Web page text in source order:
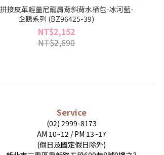
接皮革輕量尼龍肩背斜背水桶包-冰河藍-
企鵝系列 (BZ96425-39)
NT$2,152
NT$2,690
Service
(02) 2999-8173
AM 10~12 / PM 13~17
(假日及國定假日除外)